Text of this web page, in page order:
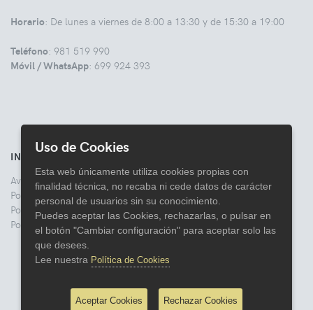
Horario: De lunes a viernes de 8:00 a 13:30 y de 15:30 a 19:00
Teléfono: 981 519 990
Móvil / WhatsApp: 699 924 393
INFORMACIÓN
Aviso legal
Politica de Privacidad
Política de Cookies
Política de Devoluciones
Uso de Cookies
Esta web únicamente utiliza cookies propias con
finalidad técnica, no recaba ni cede datos de carácter
personal de usuarios sin su conocimiento.
Puedes aceptar las Cookies, rechazarlas, o pulsar en
el botón "Cambiar configuración" para aceptar solo las
que desees.
Lee nuestra Política de Cookies
Aceptar Cookies Rechazar Cookies